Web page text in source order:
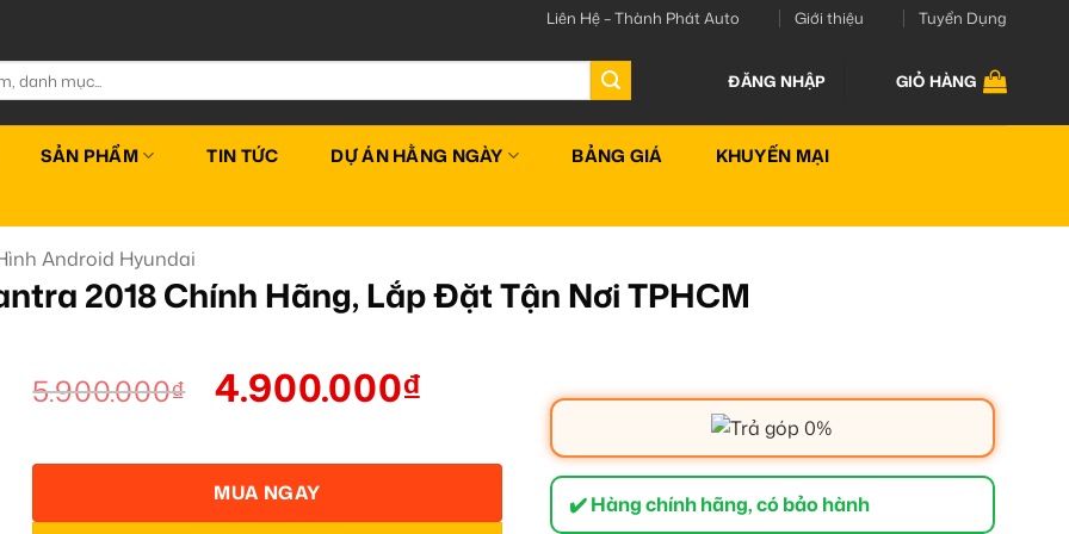
Liên Hệ – Thành Phát Auto Giới thiệu Tuyển Dụng
ĐĂNG NHẬP GIỎ HÀNG
SẢN PHẨM TIN TỨC DỰ ÁN HẰNG NGÀY BẢNG GIÁ KHUYẾN MẠI
Android Hyundai
2018 Chính Hãng, Lắp Đặt Tận Nơi TPHCM
5.900.000₫ 4.900.000₫
MUA NGAY ✔️ Hàng chính hãng, có bảo hành